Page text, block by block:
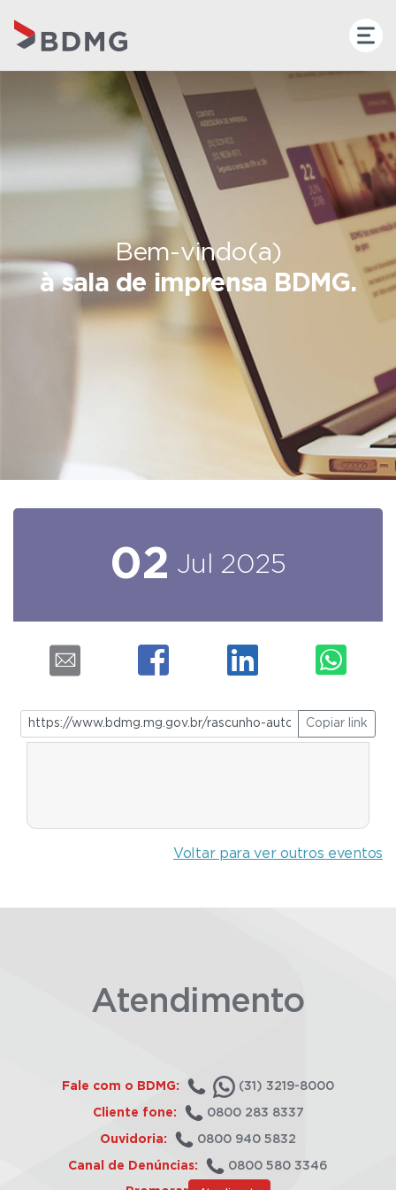
Bem-vindo(a)
à sala de imprensa BDMG.
02 Jul 2025
Copiar link
Voltar para ver outros eventos
Atendimento
Fale com o BDMG: (31) 3219-8000
Cliente fone: 0800 283 8337
Ouvidoria: 0800 940 5832
Canal de Denúncias: 0800 580 3346